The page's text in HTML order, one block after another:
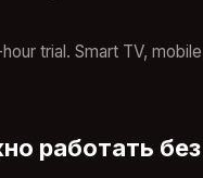
trial. Smart TV,
работать